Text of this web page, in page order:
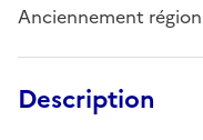
Anciennement
Description